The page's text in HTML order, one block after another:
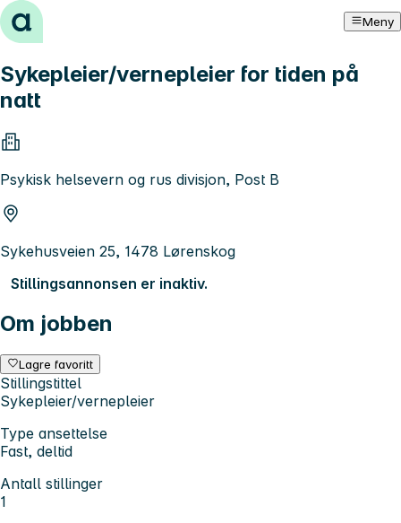
Hopp til innhold Meny
Sykepleier/vernepleier for tiden på
natt
Psykisk helsevern og rus divisjon, Post B
Sykehusveien 25, 1478 Lørenskog
Stillingsannonsen er inaktiv.
Om jobben
Lagre favoritt
Stillingstittel
Sykepleier/vernepleier
Type ansettelse
Fast, deltid
Antall stillinger
1